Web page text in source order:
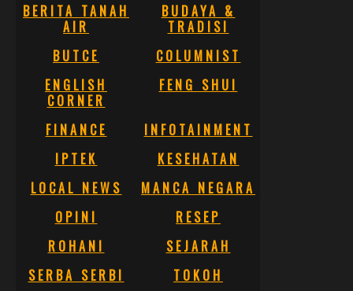
BERITA TANAH
AIR
BUDAYA &
TRADISI
BUTCE
COLUMNIST
ENGLISH
CORNER
FENG SHUI
FINANCE
INFOTAINMENT
IPTEK
KESEHATAN
LOCAL NEWS
MANCA NEGARA
OPINI
RESEP
ROHANI
SEJARAH
SERBA SERBI
TOKOH